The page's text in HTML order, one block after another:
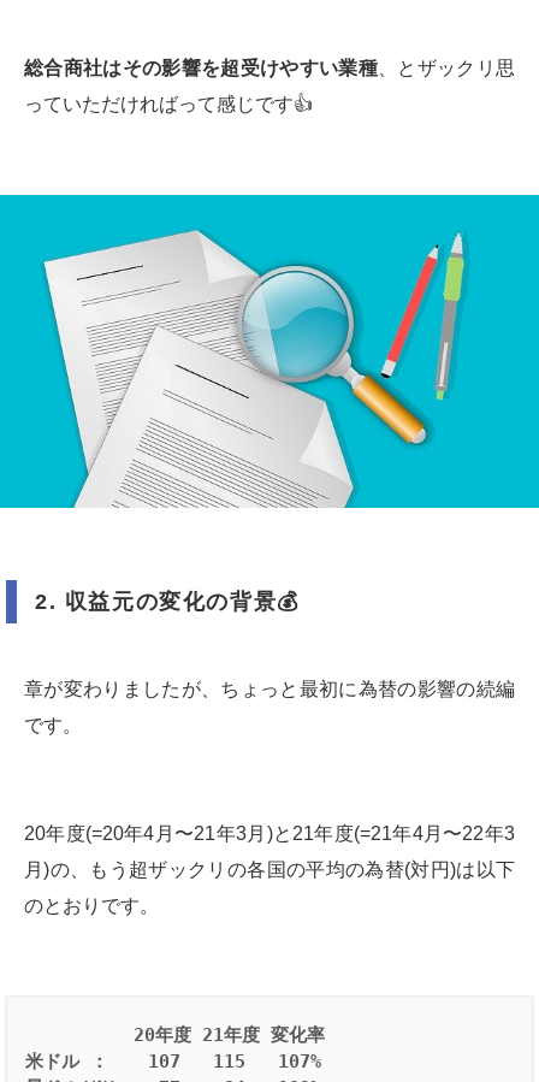
総合商社はその影響を超受けやすい業種 、とザックリ思
っていただければって感じです👍
2. 収益元の変化の背景💰
章が変わりましたが、ちょっと最初に為替の影響の続編
です。
20年度(=20年4月〜21年3月)と21年度(=21年4月〜22年3
月)の、もう超ザックリの各国の平均の為替(対円)は以下
のとおりです。
20年度 21年度 変化率
米ドル ： 　 107   115   107%